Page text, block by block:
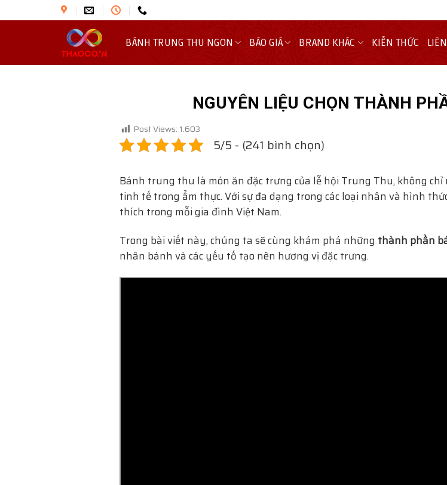
to
BÁNH TRUNG THU NGON BÁO GIÁ BRAND KHÁC KIẾN THỨC
NGUYÊN LIỆU CHỌN THÀNH
Post Views: 1.603
5/5 - (241 bình chọn)
Bánh trung thu là món ăn đặc trưng của lễ hội Trung Thu, không
tinh tế trong ẩm thực. Với sự đa dạng trong các loại nhân và hình
thích trong mỗi gia đình Việt Nam.
Trong bài viết này, chúng ta sẽ cùng khám phá những thành phần
nhân bánh và các yếu tố tạo nên hương vị đặc trưng.